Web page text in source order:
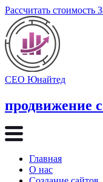
Рассчитать стоимость
СЕО Юнайтед
продвижение
Главная
О нас